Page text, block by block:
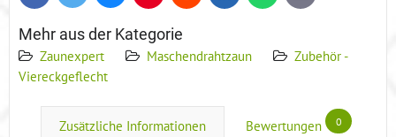
mail
Mehr aus der Kategorie
Zaunexpert Maschendrahtzaun
Zubehör -
Viereckgeflecht
Zusätzliche Informationen Bewertungen 0